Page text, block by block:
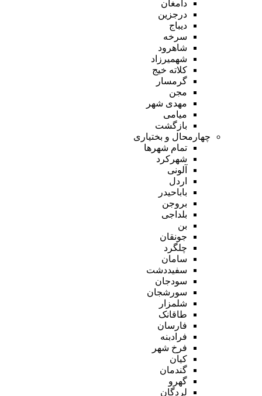
دامغان
درجزین
دیباج
سرخه
شاهرود
شهمیرزاد
کلاته خیج
گرمسار
مجن
مهدی شهر
میامی
بازگشت
چهارمحال و بختیاری
تمام شهر‌ها
شهرکرد
آلونی
اردل
باباحیدر
بروجن
بلداجی
بن
جونقان
چلگرد
سامان
سفیددشت
سودجان
سورشجان
شلمزار
طاقانک
فارسان
فرادبنه
فرخ شهر
کیان
گندمان
گهرو
لردگان